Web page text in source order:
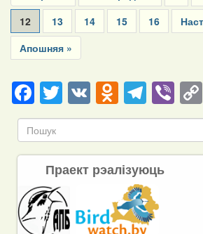
page
page
Current
page
12 Page
13 Page
14 Page
15 Page
16
Next
Last
page
Апошняя »
Facebook
Twitter
VK
Праект рэалізуюць